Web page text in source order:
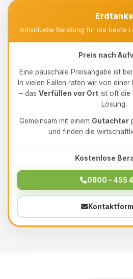
Erdtanks
Individuelle Beratung für die beste
Preis nach
Eine pauschale Preisangabe ist
In vielen Fällen raten wir von einer
– das Verfüllen vor Ort ist oft die
Lösung.
Gemeinsam mit einem Gutachter
und finden die
Kostenlose
0800 - 455